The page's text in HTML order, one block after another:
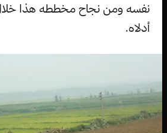
نفسه ومن نجاح مخططه هذا
أدلاه.